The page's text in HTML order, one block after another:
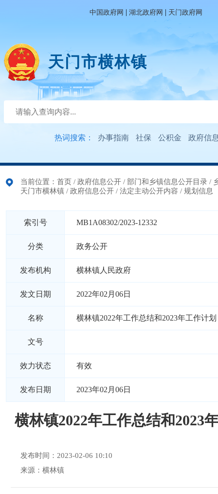
中国政府网 | 湖北政府网 | 天门政府网
天门市横林镇
热词搜索： 办事指南 社保 公积金 政府信
当前位置： 首页 / 政府信息公开 / 部门和乡镇信息公开目录 /
天门市横林镇 / 政府信息公开 / 法定主动公开内容 / 规划信息
索引号 MB1A08302/2023-12332
分类 政务公开
发布机构 横林镇人民政府
发文日期 2022年02月06日
名称 横林镇2022年工作总结和2023年工作计划
文号
效力状态 有效
发布日期 2023年02月06日
横林镇2022年工作总结和2023
发布时间：2023-02-06 10:10
来源：横林镇